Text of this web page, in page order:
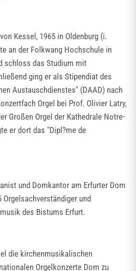
Kessel, 1965 in Oldenburg (i.
an der Folkwang Hochschule in
schloss das Studium mit
ging er als Stipendiat des
Austauschdienstes" (DAAD) nach
Orgel bei Prof. Olivier Latry,
Großen Orgel der Kathedrale Notre-
er dort das "Dipl?me de
und Domkantor am Erfurter Dom
und
des Bistums Erfurt.
die kirchenmusikalischen
Orgelkonzerte Dom zu